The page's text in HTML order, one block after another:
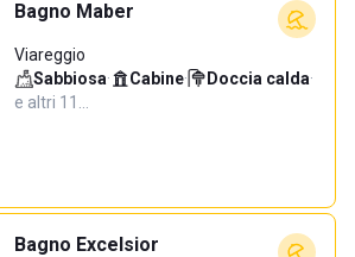
Bagno Maber
Viareggio
Sabbiosa· Cabine· Doccia calda·
e altri 11…
Bagno Excelsior